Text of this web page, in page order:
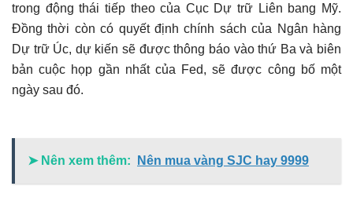
trong động thái tiếp theo của Cục Dự trữ Liên bang Mỹ.
Đồng thời còn có quyết định chính sách của Ngân hàng
Dự trữ Úc, dự kiến ​​sẽ được thông báo vào thứ Ba và biên
bản cuộc họp gần nhất của Fed, sẽ được công bố một
ngày sau đó.
➤ Nên xem thêm: Nên mua vàng SJC hay 9999